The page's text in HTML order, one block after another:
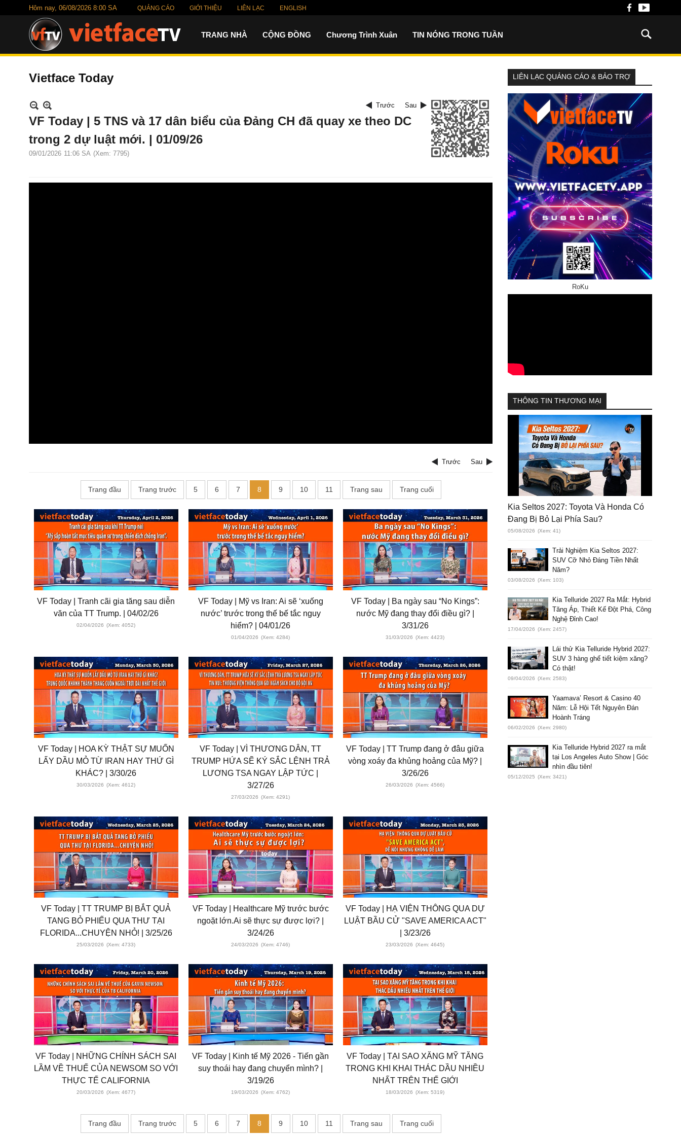
Hôm nay, 06/08/2026 8:00 SA QUẢNG CÁO GIỚI THIỆU LIÊN LẠC ENGLISH
TRANG NHÀ CỘNG ĐỒNG Chương Trình Xuân TIN NÓNG TRONG TUẦN
Vietface Today
Trước Sau
VF Today | 5 TNS và 17 dân biểu của Đảng CH đã quay xe theo DC
trong 2 dự luật mới. | 01/09/26
09/01/2026 11:06 SA (Xem: 7795)
Trước Sau
Trang đầu Trang trước 5 6 7 8 9 10 11 Trang sau Trang cuối
VF Today | Tranh cãi gia tăng sau diễn
văn của TT Trump. | 04/02/26
02/04/2026 (Xem: 4052)
VF Today | Mỹ vs Iran: Ai sẽ ‘xuống
nước’ trước trong thế bế tắc nguy
hiểm? | 04/01/26
01/04/2026 (Xem: 4284)
VF Today | Ba ngày sau “No Kings”:
nước Mỹ đang thay đổi điều gì? |
3/31/26
31/03/2026 (Xem: 4423)
VF Today | HOA KỲ THẬT SỰ MUỐN
LẤY DẦU MỎ TỪ IRAN HAY THỨ GÌ
KHÁC? | 3/30/26
30/03/2026 (Xem: 4612)
VF Today | VÌ THƯƠNG DÂN, TT
TRUMP HỨA SẼ KÝ SẮC LỆNH TRẢ
LƯƠNG TSA NGAY LẬP TỨC |
3/27/26
27/03/2026 (Xem: 4291)
VF Today | TT Trump đang ở đâu giữa
vòng xoáy đa khủng hoảng của Mỹ? |
3/26/26
26/03/2026 (Xem: 4566)
VF Today | TT TRUMP BỊ BẮT QUẢ
TANG BỎ PHIẾU QUA THƯ TẠI
FLORIDA...CHUYỆN NHỎ! | 3/25/26
25/03/2026 (Xem: 4733)
VF Today | Healthcare Mỹ trước bước
ngoặt lớn.Ai sẽ thực sự được lợi? |
3/24/26
24/03/2026 (Xem: 4746)
VF Today | HẠ VIỆN THÔNG QUA DỰ
LUẬT BẦU CỬ "SAVE AMERICA ACT"
| 3/23/26
23/03/2026 (Xem: 4645)
VF Today | NHỮNG CHÍNH SÁCH SAI
LẦM VỀ THUẾ CỦA NEWSOM SO VỚI
THỰC TẾ CALIFORNIA
20/03/2026 (Xem: 4677)
VF Today | Kinh tế Mỹ 2026 - Tiến gần
suy thoái hay đang chuyển mình? |
3/19/26
19/03/2026 (Xem: 4762)
VF Today | TẠI SAO XĂNG MỸ TĂNG
TRONG KHI KHAI THÁC DẦU NHIỀU
NHẤT TRÊN THẾ GIỚI
18/03/2026 (Xem: 5319)
Trang đầu Trang trước 5 6 7 8 9 10 11 Trang sau Trang cuối
LIÊN LẠC QUẢNG CÁO & BẢO TRỢ
RoKu
THÔNG TIN THƯƠNG MẠI
Kia Seltos 2027: Toyota Và Honda Có
Đang Bị Bỏ Lại Phía Sau?
05/08/2026 (Xem: 41)
Trải Nghiệm Kia Seltos 2027:
SUV Cỡ Nhỏ Đáng Tiền Nhất
Năm?
03/08/2026 (Xem: 103)
Kia Telluride 2027 Ra Mắt: Hybrid
Tăng Áp, Thiết Kế Đột Phá, Công
Nghệ Đỉnh Cao!
17/04/2026 (Xem: 2457)
Lái thử Kia Telluride Hybrid 2027:
SUV 3 hàng ghế tiết kiệm xăng?
Có thật!
09/04/2026 (Xem: 2583)
Yaamava’ Resort & Casino 40
Năm: Lễ Hội Tết Nguyên Đán
Hoành Tráng
06/02/2026 (Xem: 2980)
Kia Telluride Hybrid 2027 ra mắt
tại Los Angeles Auto Show | Góc
nhìn đầu tiên!
05/12/2025 (Xem: 3421)